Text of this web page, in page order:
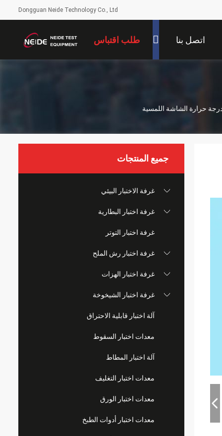
Dongguan Neide Technology Co., Ltd
اتصل بنا طلب اقتباس
درجة حرارة الشاشة اللمسية
جميع المنتجات
غرفة الاختبار البيئي
غرفة اختبار البطارية
غرفة اختبار التوتر
غرفة اختبار رش الملح
غرفة اختبار الهزات
غرفة اختبار الشيخوخة
آلة اختبار قابلية الاحتراق
معدات اختبار السقوط
آلة اختبار المطاط
معدات اختبار التغليف
معدات اختبار الورق
معدات اختبار أدوات الطبخ